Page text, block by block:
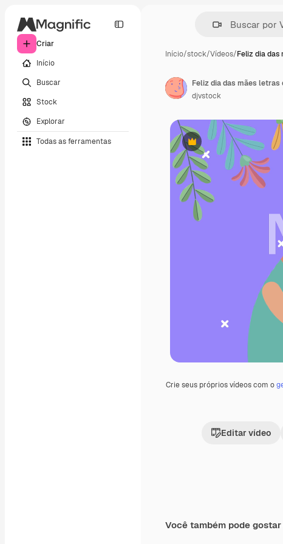
Criar
Início
Buscar
Stock
Explorar
Todas as ferramentas
Início/stock/Vídeos/Feliz dia das
Premium
Crie seus próprios vídeos com o
Editar vídeo
Feliz dia das mães letras
djvstock
Você também pode gostar